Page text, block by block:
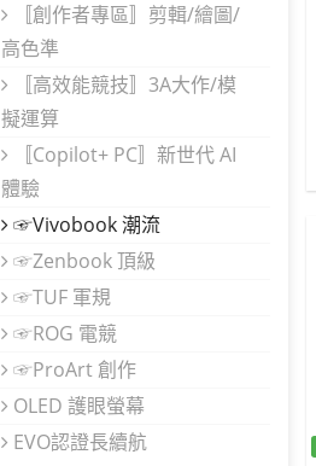
〚創作者專區〛剪輯/繪圖/
高色準
〚高效能競技〛3A大作/模
擬運算
〚Copilot+ PC〛新世代 AI
體驗
☞Vivobook 潮流
☞Zenbook 頂級
☞TUF 軍規
☞ROG 電競
☞ProArt 創作
OLED 護眼螢幕
EVO認證長續航